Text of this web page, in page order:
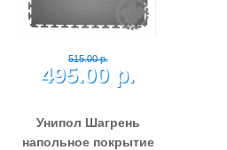
515.00 р.
495.00 р.
Унипол Шагрень
напольное покрытие